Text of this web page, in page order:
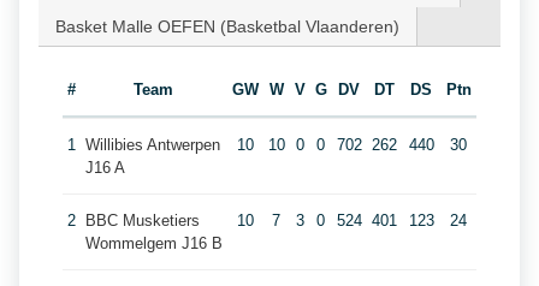
Basket Malle OEFEN (Basketbal Vlaanderen)
# Team GW W V G DV DT DS Ptn
1 Willibies Antwerpen
J16 A
10 10 0 0 702 262 440 30
2
BBC Musketiers
Wommelgem J16 B
10 7 3 0 524 401 123 24